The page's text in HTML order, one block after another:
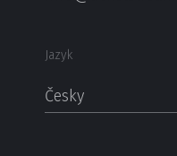
Jazyk
Česky